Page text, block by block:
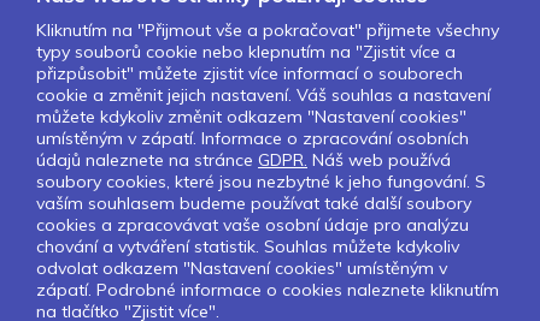
O nás Naše projekty
Pro školy
Partneři
Kontakty
GDPR
Nastavení cookies
Sledujte nás:
Pokud chcete dostávat pravidelný
Kliknutím na "Přijmout vše a pokračovat" přijmete všechny
typy souborů cookie nebo klepnutím na "Zjistit více a
přizpůsobit" můžete zjistit více informací o souborech
cookie a změnit jejich nastavení. Váš souhlas a nastavení
můžete kdykoliv změnit odkazem "Nastavení cookies"
umístěným v zápatí. Informace o zpracování osobních
údajů naleznete na stránce GDPR. Náš web používá
soubory cookies, které jsou nezbytné k jeho fungování. S
vaším souhlasem budeme používat také další soubory
cookies a zpracovávat vaše osobní údaje pro analýzu
chování a vytváření statistik. Souhlas můžete kdykoliv
odvolat odkazem "Nastavení cookies" umístěným v
zápatí. Podrobné informace o cookies naleznete kliknutím
na tlačítko "Zjistit více".